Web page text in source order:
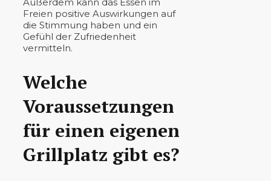
Außerdem kann das Essen im
Freien positive Auswirkungen auf
die Stimmung haben und ein
Gefühl der Zufriedenheit
vermitteln.
Welche
Voraussetzungen
für einen eigenen
Grillplatz gibt es?